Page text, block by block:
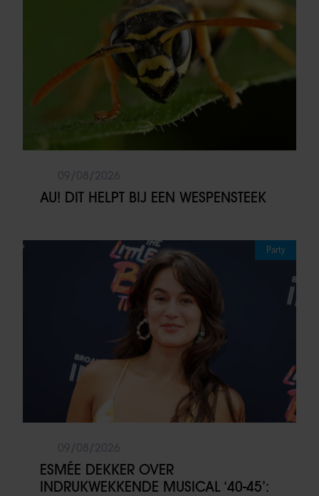
AU! DIT HELPT BIJ EEN WESPENSTEEK
Party
ESMÉE DEKKER OVER
INDRUKWEKKENDE MUSICAL ‘40-45’: